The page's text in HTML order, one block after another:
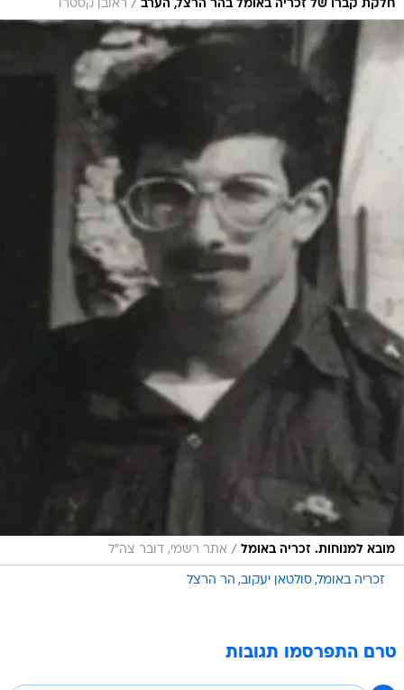
חלקת קברו של זכריה באומל בהר הרצל, הערב / ראובן קסטרו
מובא למנוחות. זכריה באומל / אתר רשמי, דובר צה"ל
זכריה באומל סולטאן יעקוב הר הרצל
טרם התפרסמו תגובות